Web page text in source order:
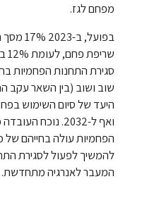
מפחם לגז.
בפועל,
סגירת התחנות הפחמיות
שוב ושוב (בין השאר עקב
ואף ל-2032. נוכח
הפחמיות עולה בחייהם של
להמשיך לפעול לסגירת
המעבר לאנרגיה מתחדשת.